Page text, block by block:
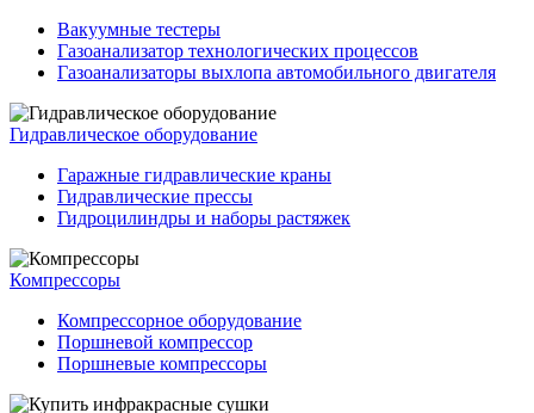
Вакуумные тестеры
Газоанализатор технологических процессов
Газоанализаторы выхлопа автомобильного двигателя
Гидравлическое оборудование
Гаражные гидравлические краны
Гидравлические прессы
Гидроцилиндры и наборы растяжек
Компрессоры
Компрессорное оборудование
Поршневой компрессор
Поршневые компрессоры